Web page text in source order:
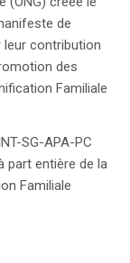
de
contribution
des
Familiale
SG-APA-PC
part entière de la
Familiale